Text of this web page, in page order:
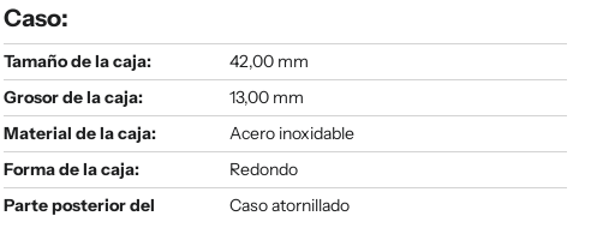
Caso:
Tamaño de la caja:
42,00 mm
Grosor de la caja:
13,00 mm
Material de la caja:
Acero inoxidable
Forma de la caja:
Redondo
Parte posterior del
Caso atornillado